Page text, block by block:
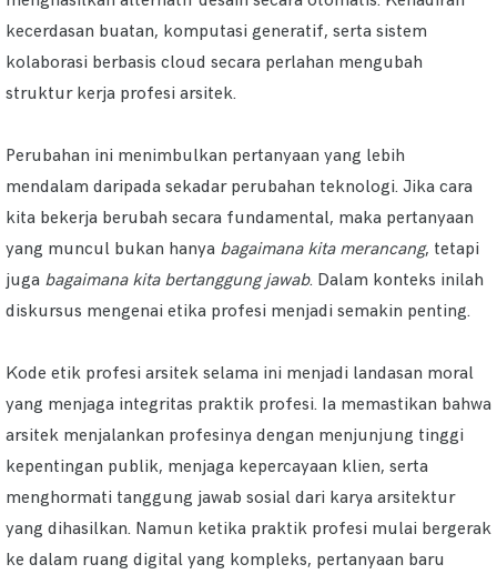
kecerdasan buatan, komputasi generatif, serta sistem
kolaborasi berbasis cloud secara perlahan mengubah
struktur kerja profesi arsitek.
Perubahan ini menimbulkan pertanyaan yang lebih
mendalam daripada sekadar perubahan teknologi. Jika cara
kita bekerja berubah secara fundamental, maka pertanyaan
yang muncul bukan hanya bagaimana kita merancang, tetapi
juga bagaimana kita bertanggung jawab. Dalam konteks inilah
diskursus mengenai etika profesi menjadi semakin penting.
Kode etik profesi arsitek selama ini menjadi landasan moral
yang menjaga integritas praktik profesi. Ia memastikan bahwa
arsitek menjalankan profesinya dengan menjunjung tinggi
kepentingan publik, menjaga kepercayaan klien, serta
menghormati tanggung jawab sosial dari karya arsitektur
yang dihasilkan. Namun ketika praktik profesi mulai bergerak
ke dalam ruang digital yang kompleks, pertanyaan baru